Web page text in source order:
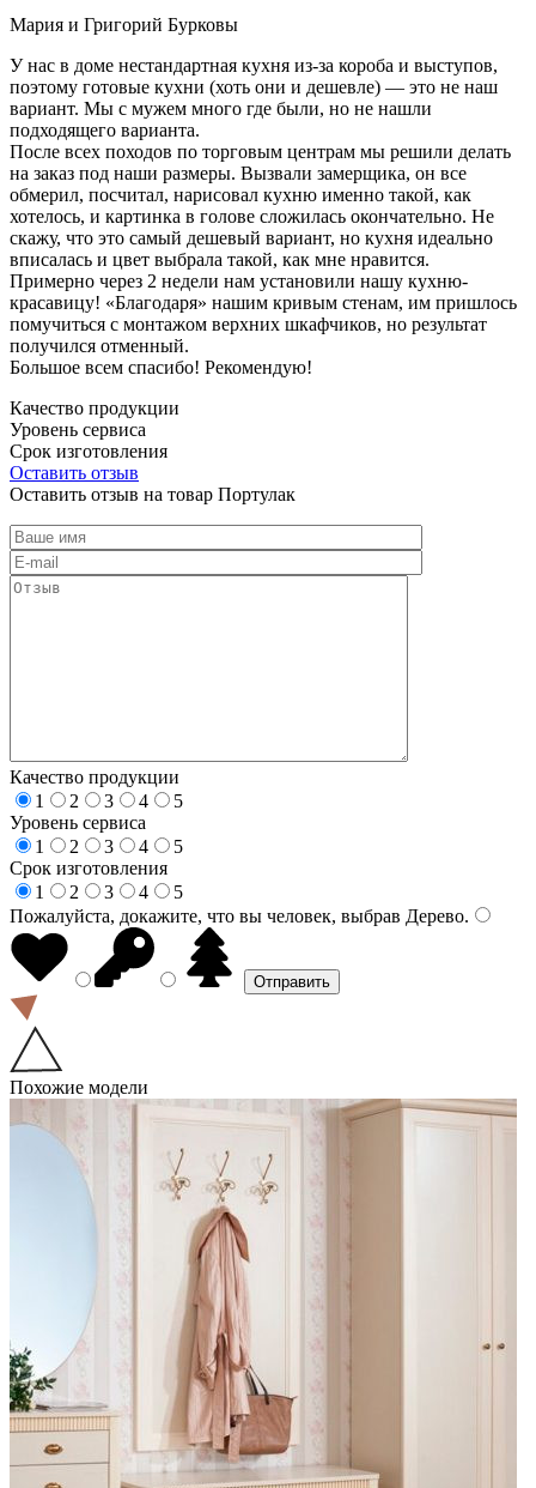
Мария и Григорий Бурковы
У нас в доме нестандартная кухня из-за короба и выступов,
поэтому готовые кухни (хоть они и дешевле) — это не наш
вариант. Мы с мужем много где были, но не нашли
подходящего варианта.
После всех походов по торговым центрам мы решили делать
на заказ под наши размеры. Вызвали замерщика, он все
обмерил, посчитал, нарисовал кухню именно такой, как
хотелось, и картинка в голове сложилась окончательно. Не
скажу, что это самый дешевый вариант, но кухня идеально
вписалась и цвет выбрала такой, как мне нравится.
Примерно через 2 недели нам установили нашу кухню-
красавицу! «Благодаря» нашим кривым стенам, им пришлось
помучиться с монтажом верхних шкафчиков, но результат
получился отменный.
Большое всем спасибо! Рекомендую!
Качество продукции
Уровень сервиса
Срок изготовления
Оставить отзыв
Оставить отзыв на товар Портулак
Качество продукции
1
2 3 4
5
Уровень сервиса
1
2 3 4
5
Срок изготовления
1
2 3 4
5
Пожалуйста, докажите, что вы человек, выбрав Дерево.
Похожие модели